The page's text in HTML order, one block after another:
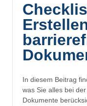
In diesem Beitrag
was Sie alles bei
Dokumente